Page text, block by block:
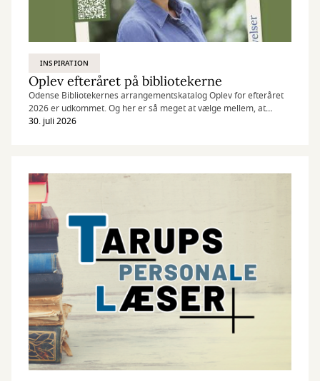
INSPIRATION
Oplev efteråret på bibliotekerne
Odense Bibliotekernes arrangementskatalog Oplev for efteråret
2026 er udkommet. Og her er så meget at vælge mellem, at
kunsten bliver at vælge ud – og her er med garanti noget at finde
30. juli 2026